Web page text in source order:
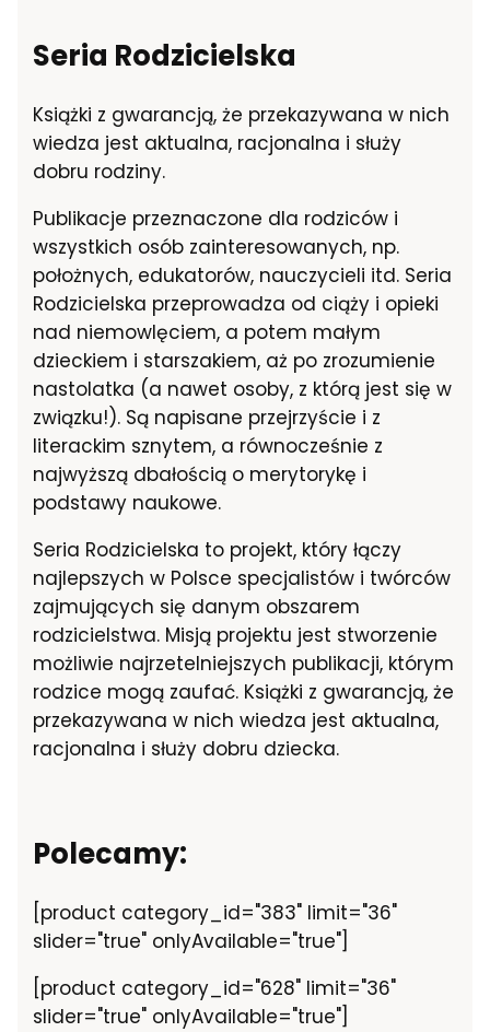
Seria Rodzicielska
Książki z gwarancją, że przekazywana w nich
wiedza jest aktualna, racjonalna i służy
dobru rodziny.
Publikacje przeznaczone dla rodziców i
wszystkich osób zainteresowanych, np.
położnych, edukatorów, nauczycieli itd. Seria
Rodzicielska przeprowadza od ciąży i opieki
nad niemowlęciem, a potem małym
dzieckiem i starszakiem, aż po zrozumienie
nastolatka (a nawet osoby, z którą jest się w
związku!). Są napisane przejrzyście i z
literackim sznytem, a równocześnie z
najwyższą dbałością o merytorykę i
podstawy naukowe.
Seria Rodzicielska to projekt, który łączy
najlepszych w Polsce specjalistów i twórców
zajmujących się danym obszarem
rodzicielstwa. Misją projektu jest stworzenie
możliwie najrzetelniejszych publikacji, którym
rodzice mogą zaufać. Książki z gwarancją, że
przekazywana w nich wiedza jest aktualna,
racjonalna i służy dobru dziecka.
Polecamy:
[product category_id="383" limit="36"
slider="true" onlyAvailable="true"]
[product category_id="628" limit="36"
slider="true" onlyAvailable="true"]